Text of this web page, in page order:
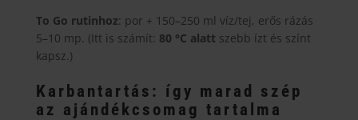
To Go rutinhoz: por + 150–250 ml víz/tej, erős rázás
5–10 mp. (Itt is számít: 80 °C alatt szebb ízt és színt
kapsz.)
Karbantartás: így marad szép
az ajándékcsomag tartalma